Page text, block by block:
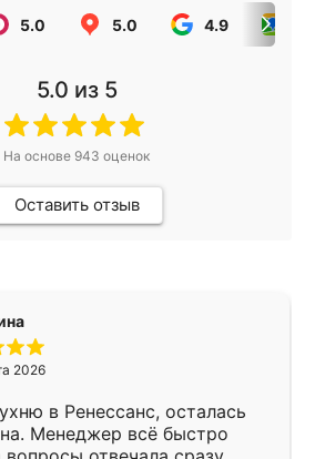
5.0 5.0 4.9
5.0 из 5
На основе 943 оценок
Оставить отзыв
2026
в Ренессанс, осталась
Менеджер всё быстро